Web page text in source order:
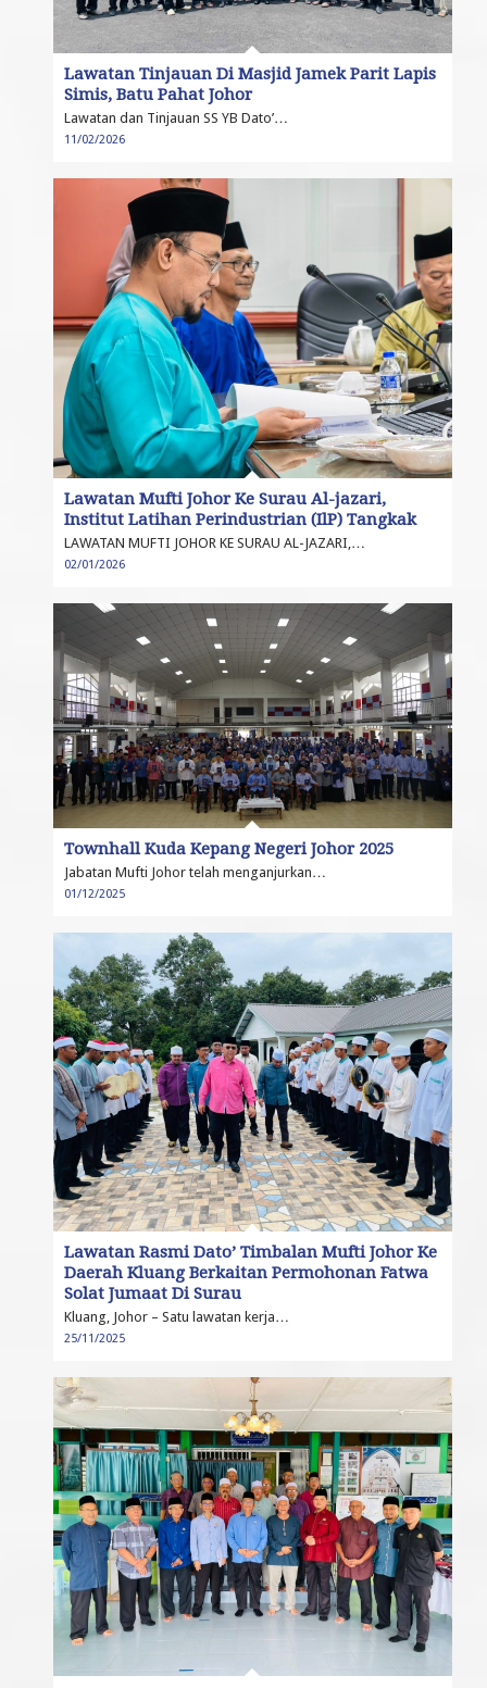
Lawatan Tinjauan Di Masjid Jamek Parit Lapis
Simis, Batu Pahat Johor
Lawatan dan Tinjauan SS YB Dato’…
11/02/2026
Lawatan Mufti Johor Ke Surau Al-jazari,
Institut Latihan Perindustrian (IlP) Tangkak
LAWATAN MUFTI JOHOR KE SURAU AL-JAZARI,…
02/01/2026
Townhall Kuda Kepang Negeri Johor 2025
Jabatan Mufti Johor telah menganjurkan…
01/12/2025
Lawatan Rasmi Dato’ Timbalan Mufti Johor Ke
Daerah Kluang Berkaitan Permohonan Fatwa
Solat Jumaat Di Surau
Kluang, Johor – Satu lawatan kerja…
25/11/2025